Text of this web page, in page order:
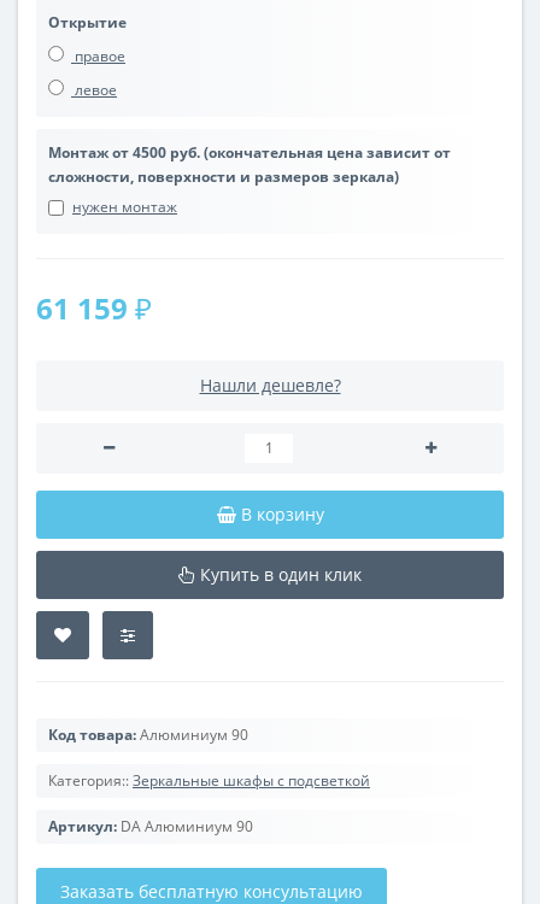
Открытие
правое
левое
Монтаж от 4500 руб. (окончательная цена зависит от
сложности, поверхности и размеров зеркала)
нужен монтаж
61 159 ₽
Нашли дешевле?
В корзину
Купить в один клик
Код товара:Алюминиум 90
Категория::Зеркальные шкафы с подсветкой
Артикул: DA Алюминиум 90
Заказать бесплатную консультацию